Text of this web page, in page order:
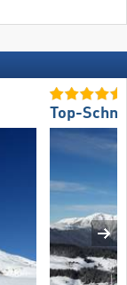
Top-